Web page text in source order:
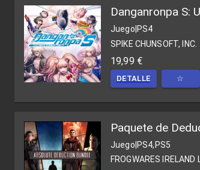
Danganronpa S:
Juego PS4
SPIKE CHUNSOFT, INC.
19,99 €
DETALLE ☆
Paquete de
Juego|PS4,PS5
FROGWARES IRELAND